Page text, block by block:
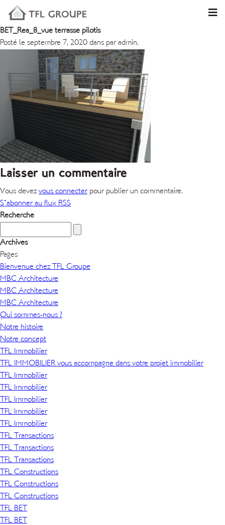
BET_Rea_8_vue terrasse pilotis
Posté le septembre 7, 2020 dans par admin.
Laisser un commentaire
Vous devez vous connecterpour publier un commentaire.
S'abonner au flux RSS
Recherche
Archives
Pages
Bienvenue chez TFL Groupe
MBC Architecture
MBC Architecture
MBC Architecture
Qui sommes-nous ?
Notre histoire
Notre concept
TFL Immobilier
TFL IMMOBILIER vous accompagne dans votre projet immobilier
TFL Immobilier
TFL Immobilier
TFL Immobilier
TFL Immobilier
TFL Immobilier
TFL Transactions
TFL Transactions
TFL Transactions
TFL Constructions
TFL Constructions
TFL Constructions
TFL BET
TFL BET